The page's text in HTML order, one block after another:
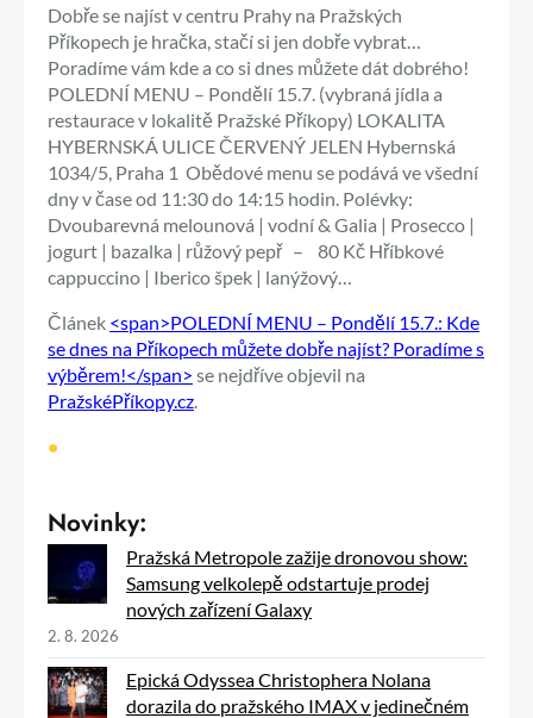
Dobře se najíst v centru Prahy na Pražských
Příkopech je hračka, stačí si jen dobře vybrat…
Poradíme vám kde a co si dnes můžete dát dobrého!
POLEDNÍ MENU – Pondělí 15.7. (vybraná jídla a
restaurace v lokalitě Pražské Příkopy) LOKALITA
HYBERNSKÁ ULICE ČERVENÝ JELEN Hybernská
1034/5, Praha 1 Obědové menu se podává ve všední
dny v čase od 11:30 do 14:15 hodin. Polévky:
Dvoubarevná melounová | vodní & Galia | Prosecco |
jogurt | bazalka | růžový pepř – 80 Kč Hříbkové
cappuccino | Iberico špek | lanýžový…
Článek <span>POLEDNÍ MENU – Pondělí 15.7.: Kde
se dnes na Příkopech můžete dobře najíst? Poradíme s
výběrem!</span> se nejdříve objevil na
PražskéPříkopy.cz
•
Novinky:
Pražská Metropole zažije dronovou show:
Samsung velkolepě odstartuje prodej
nových zařízení Galaxy
2. 8. 2026
Epická Odyssea Christophera Nolana
dorazila do pražského IMAX v jedinečném